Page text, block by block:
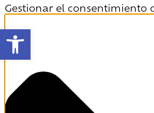
Abrir barra de herramientas
Gestionar el consentimiento